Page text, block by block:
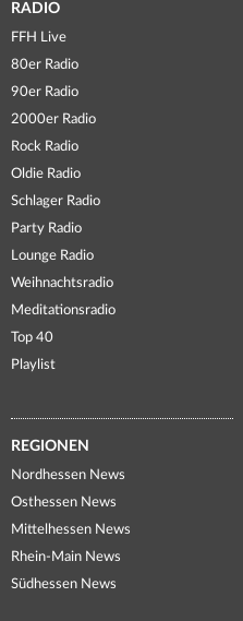
RADIO
FFH Live
80er Radio
90er Radio
2000er Radio
Rock Radio
Oldie Radio
Schlager Radio
Party Radio
Lounge Radio
Weihnachtsradio
Meditationsradio
Top 40
Playlist
REGIONEN
Nordhessen News
Osthessen News
Mittelhessen News
Rhein-Main News
Südhessen News